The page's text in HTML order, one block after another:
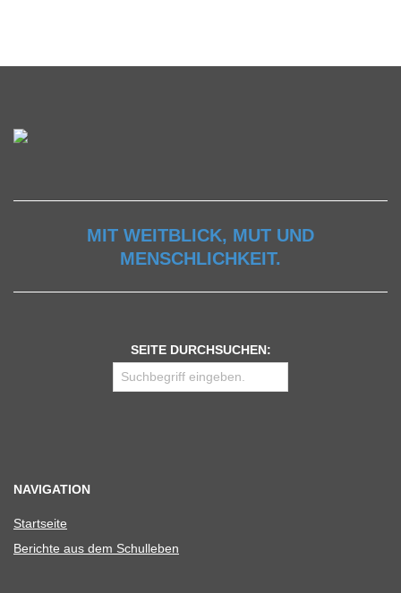
MIT WEITBLICK, MUT UND
MENSCHLICHKEIT.
SEITE DURCHSUCHEN:
NAVIGATION
Start­seite
Berichte aus dem Schulleben